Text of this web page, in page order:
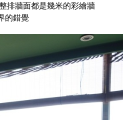
排牆面都是幾米的彩繪牆
的錯覺